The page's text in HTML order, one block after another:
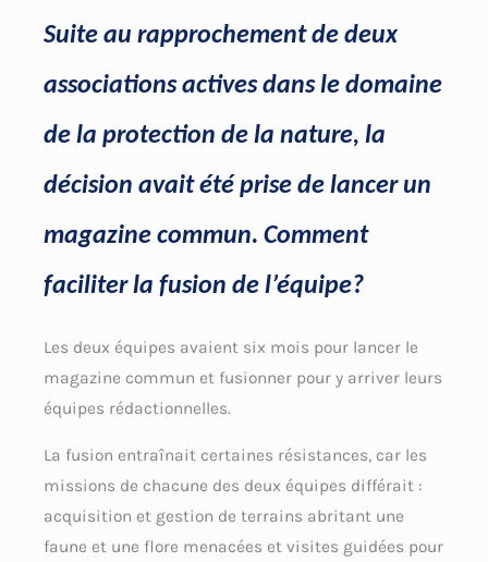
Suite au rapprochement de deux
associations actives dans le domaine
de la protection de la nature, la
décision avait été prise de lancer un
magazine commun. Comment
faciliter la fusion de l’équipe?
Les deux équipes avaient six mois pour lancer le
magazine commun et fusionner pour y arriver leurs
équipes rédactionnelles.
La fusion entraînait certaines résistances, car les
missions de chacune des deux équipes différait :
acquisition et gestion de terrains abritant une
faune et une flore menacées et visites guidées pour